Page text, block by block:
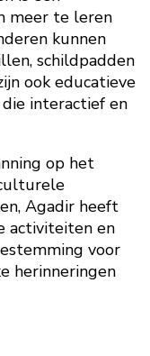
meer te leren
kunnen
schildpadden
ook educatieve
interactief en
op het
Agadir heeft
activiteiten en
voor
herinneringen